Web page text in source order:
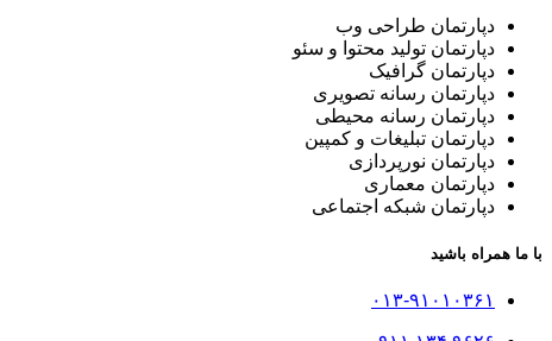
دپارتمان طراحی وب
دپارتمان تولید محتوا و سئو
دپارتمان گرافیک
دپارتمان رسانه تصویری
دپارتمان رسانه محیطی
دپارتمان تبلیغات و کمپین
دپارتمان نورپردازی
دپارتمان معماری
دپارتمان شبکه اجتماعی
با ما همراه باشید
۰۱۳-۹۱۰۱۰۳۶۱